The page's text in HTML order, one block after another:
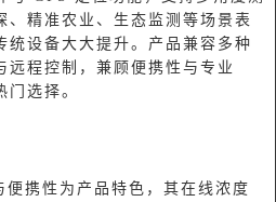
、精准农业、生态监测等场景表
统设备大大提升。产品兼容多种
远程控制，兼顾便携性与专业
选择。
携性为产品特色，其在线浓度